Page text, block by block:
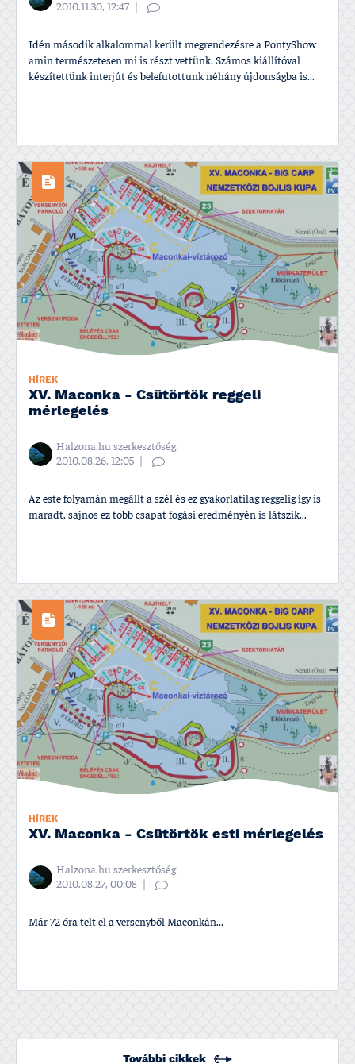
2010.11.30, 12:47
Idén második alkalommal került megrendezésre a PontyShow
amin természetesen mi is részt vettünk. Számos kiállí­tóval
készí­tettünk interjút és belefutottunk néhány újdonságba is...
HÍREK
XV. Maconka - Csütörtök reggeli
mérlegelés
Halzona.hu szerkesztőség
2010.08.26, 12:05
Az este folyamán megállt a szél és ez gyakorlatilag reggelig í­gy is
maradt, sajnos ez több csapat fogási eredményén is látszik...
HÍREK
XV. Maconka - Csütörtök esti mérlegelés
Halzona.hu szerkesztőség
2010.08.27, 00:08
Már 72 óra telt el a versenyből Maconkán...
További cikkek